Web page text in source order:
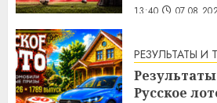
13:40
РЕЗУЛЬТАТЫ И
Русское